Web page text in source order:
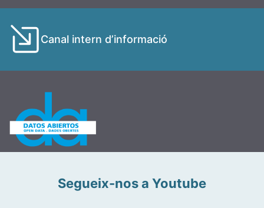
Canal intern d’informació
Segueix-nos a Youtube